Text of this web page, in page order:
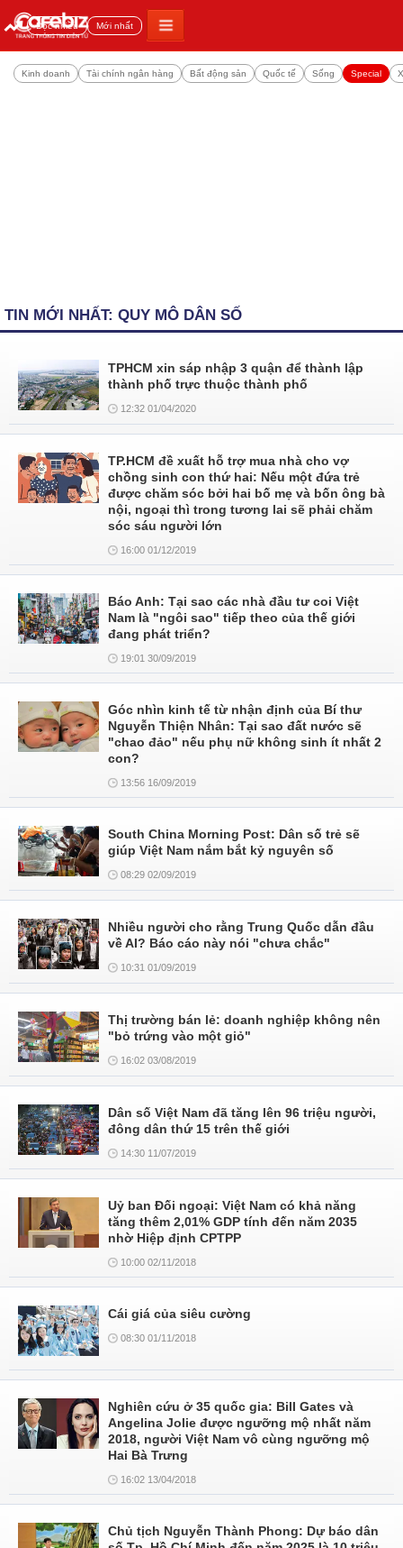
Đọc nhiều Mới nhất
Kinh doanh Tài chính ngân hàng Bất động sản Quốc tế Sống Special
TIN MỚI NHẤT: QUY MÔ DÂN SỐ
TPHCM xin sáp nhập 3 quận để thành lập
thành phố trực thuộc thành phố
12:32 01/04/2020
TP.HCM đề xuất hỗ trợ mua nhà cho vợ
chồng sinh con thứ hai: Nếu một đứa trẻ
được chăm sóc bởi hai bố mẹ và bốn ông bà
nội, ngoại thì trong tương lai sẽ phải chăm
sóc sáu người lớn
16:00 01/12/2019
Báo Anh: Tại sao các nhà đầu tư coi Việt
Nam là "ngôi sao" tiếp theo của thế giới
đang phát triển?
19:01 30/09/2019
Góc nhìn kinh tế từ nhận định của Bí thư
Nguyễn Thiện Nhân: Tại sao đất nước sẽ
"chao đảo" nếu phụ nữ không sinh ít nhất 2
con?
13:56 16/09/2019
South China Morning Post: Dân số trẻ sẽ
giúp Việt Nam nắm bắt kỷ nguyên số
08:29 02/09/2019
Nhiều người cho rằng Trung Quốc dẫn đầu
về AI? Báo cáo này nói "chưa chắc"
10:31 01/09/2019
Thị trường bán lẻ: doanh nghiệp không nên
"bỏ trứng vào một giỏ"
16:02 03/08/2019
Dân số Việt Nam đã tăng lên 96 triệu người,
đông dân thứ 15 trên thế giới
14:30 11/07/2019
Uỷ ban Đối ngoại: Việt Nam có khả năng
tăng thêm 2,01% GDP tính đến năm 2035
nhờ Hiệp định CPTPP
10:00 02/11/2018
Cái giá của siêu cường
08:30 01/11/2018
Nghiên cứu ở 35 quốc gia: Bill Gates và
Angelina Jolie được ngưỡng mộ nhất năm
2018, người Việt Nam vô cùng ngưỡng mộ
Hai Bà Trưng
16:02 13/04/2018
Chủ tịch Nguyễn Thành Phong: Dự báo dân